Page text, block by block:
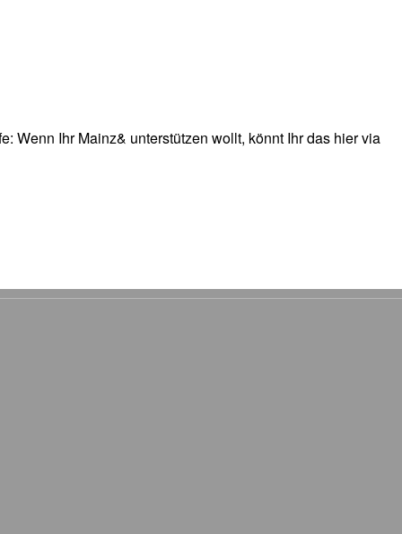
Wenn Ihr Mainz& unterstützen wollt, könnt Ihr das hier via